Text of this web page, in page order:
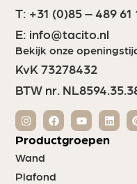
T: +31 (0)85 – 489 61
E: info@tacito.nl
Bekijk onze
KvK 73278432
BTW nr.
Productgroepen
Wand
Plafond